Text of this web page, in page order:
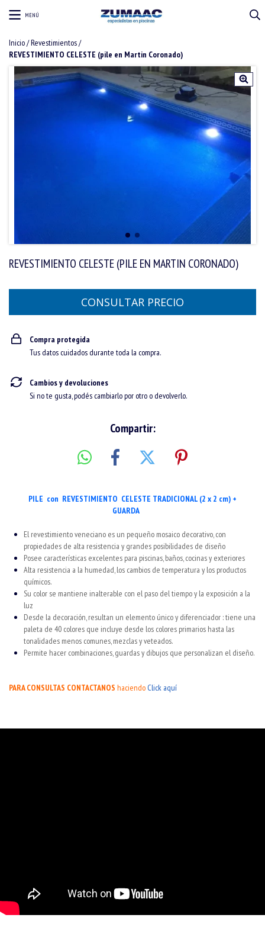
MENÚ
Inicio/Revestimientos/
REVESTIMIENTO CELESTE (pile en Martin Coronado)
REVESTIMIENTO CELESTE (PILE EN MARTIN CORONADO)
Compra protegida
Tus datos cuidados durante toda la compra.
Cambios y devoluciones
Si no te gusta, podés cambiarlo por otro o devolverlo.
Compartir:
PILE con REVESTIMIENTO CELESTE TRADICIONAL (2 x 2 cm) +
GUARDA
El revestimiento veneciano es un pequeño mosaico decorativo, con
propiedades de alta resistencia y grandes posibilidades de diseño
Posee características excelentes para piscinas, baños, cocinas y exteriores
Alta resistencia a la humedad, los cambios de temperatura y los productos
químicos.
Su color se mantiene inalterable con el paso del tiempo y la exposición a la
luz
Desde la decoración, resultan un elemento único y diferenciador : tiene una
paleta de 40 colores que incluye desde los colores primarios hasta las
tonalidades menos comunes, mezclas y veteados.
Permite hacer combinaciones, guardas y dibujos que personalizan el diseño.
PARA CONSULTAS CONTACTANOS haciendo Click aquí